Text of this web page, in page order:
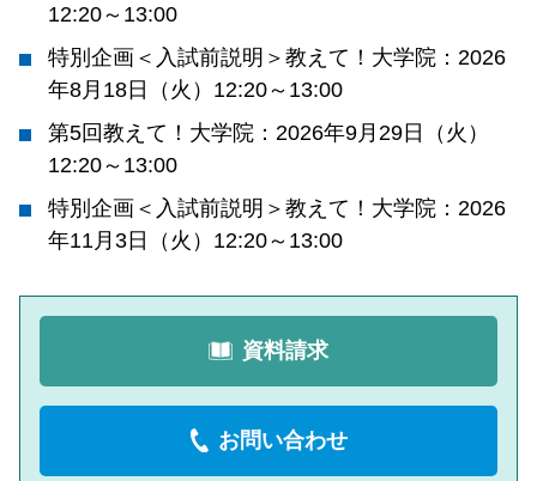
12:20～13:00
特別企画＜入試前説明＞教えて！大学院：2026
年8月18日（火）12:20～13:00
第5回教えて！大学院：2026年9月29日（火）
12:20～13:00
特別企画＜入試前説明＞教えて！大学院：2026
年11月3日（火）12:20～13:00
資料請求
お問い合わせ